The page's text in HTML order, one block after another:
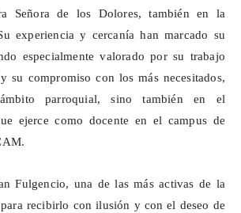
Señora de los Dolores, también en la
experiencia y cercanía han marcado su
especialmente valorado por su trabajo
su compromiso con los más necesitados,
parroquial, sino también en el
ejerce como docente en el campus de
Fulgencio, una de las más activas de la
recibirlo con ilusión y con el deseo de